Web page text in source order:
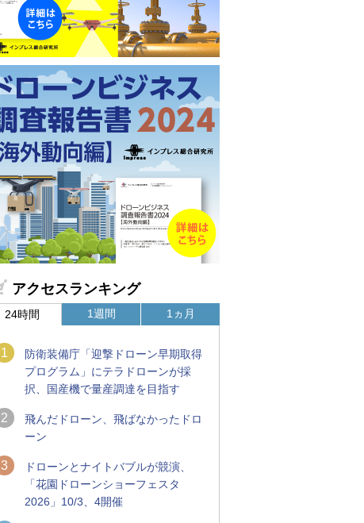
アクセスランキング
24時間
1
防衛装備庁「迎撃ドローン早期取得
プログラム」にテラドローンが採
択、国産機で量産調達を目指す
2
飛んだドローン、飛ばなかったドロ
ーン
3
ドローンとナイトバブルが競演、
「花園ドローンショーフェスタ
2026」10/3、4開催
1週間 1ヵ月